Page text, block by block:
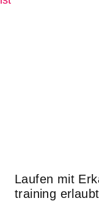
Laufen mit
training